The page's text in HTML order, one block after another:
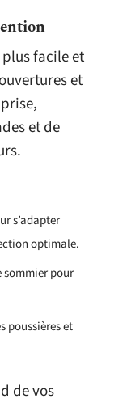
facile et
et
et de
s’adapter
optimale.
sommier pour
poussières et
de vos